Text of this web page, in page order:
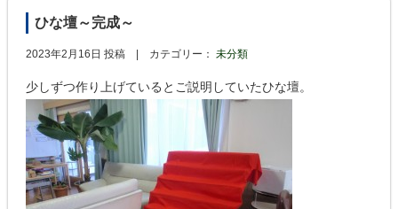
ひな壇～完成～
2023年2月16日 投稿 | カテゴリー：未分類
少しずつ作り上げているとご説明していたひな壇。